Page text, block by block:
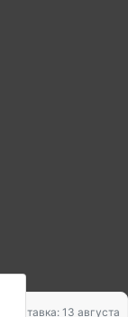
Доставка: 13 августа